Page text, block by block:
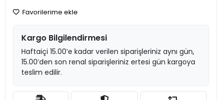
Favorilerime ekle
Kargo Bilgilendirmesi
Haftaiçi 15.00’e kadar verilen siparişleriniz aynı gün,
15.00’den son renal siparişleriniz ertesi gün kargoya
teslim edilir.